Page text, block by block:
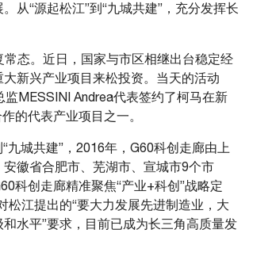
从“源起松江”到“九城共建”，充分发挥长
常态。近日，国家与市区相继出台稳定经
新兴产业项目来松投资。当天的活动
MESSINI Andrea代表签约了柯马在新
的代表产业项目之一。
“九城共建”，2016年，G60科创走廊由上
徽省合肥市、芜湖市、宣城市9个市
科创走廊精准聚焦“产业+科创”战略定
松江提出的“要大力发展先进制造业，大
水平”要求，目前已成为长三角高质量发